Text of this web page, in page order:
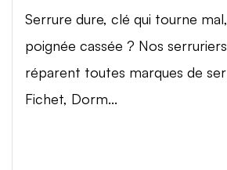
Serrure dure, clé qui tourne
poignée cassée ? Nos
réparent toutes marques de
Fichet, Dorm...